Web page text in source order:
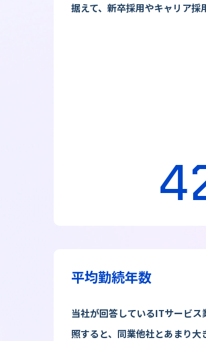
据えて、新卒採用やキャリア採
平均勤続年数
当社が回答しているITサービ
照すると、同業他社とあまり大